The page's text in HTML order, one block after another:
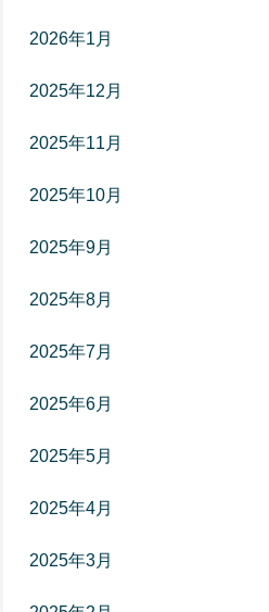
2026年1月
2025年12月
2025年11月
2025年10月
2025年9月
2025年8月
2025年7月
2025年6月
2025年5月
2025年4月
2025年3月